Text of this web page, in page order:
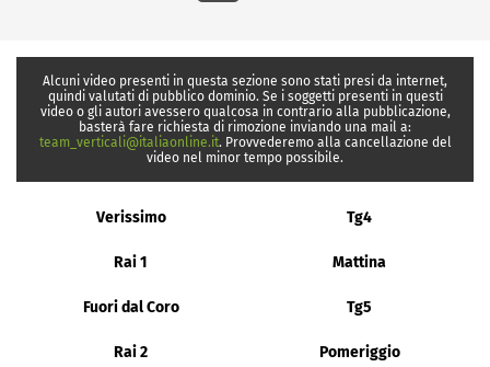
Alcuni video presenti in questa sezione sono stati presi da internet,
quindi valutati di pubblico dominio. Se i soggetti presenti in questi
video o gli autori avessero qualcosa in contrario alla pubblicazione,
basterà fare richiesta di rimozione inviando una mail a:
team_verticali@italiaonline.it. Provvederemo alla cancellazione del
video nel minor tempo possibile.
Verissimo Tg4
Rai 1 Mattina
Fuori dal Coro Tg5
Rai 2 Pomeriggio